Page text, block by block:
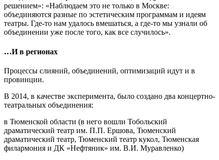
решением»: «Наблюдаем это не только в Москве:
объединяются разные по эстетическим программам и идеям
театры. Где-то нам удалось вмешаться, а где-то мы узнали об
объединении уже после того, как все случилось».
…И в регионах
Процессы слияний, объединений, оптимизаций идут и в
провинции.
В 2014, в качестве эксперимента, было создано два концертно-
театральных объединения:
в Тюменской области (в него вошли Тобольский
драматический театр им. П.П. Ершова, Тюменский
драматический театр, Тюменский театр кукол, Тюменская
филармония и ДК «Нефтяник» им. В.И. Муравленко)